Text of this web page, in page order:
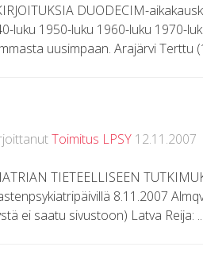
DUODECIM-
luku 1950-luku 1960-luku 1970-
uusimpaan. Arajärvi Terttu
Toimitus LPSY 12.11.2007
TIETEELLISEEN
8.11.2007
ei saatu sivustoon) Latva Reija: